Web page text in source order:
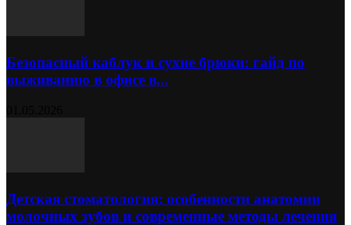
Безопасный каблук и сухие брюки: гайд по
выживанию в офисе в...
Детская стоматология: особенности анатомии
молочных зубов и современные методы лечения